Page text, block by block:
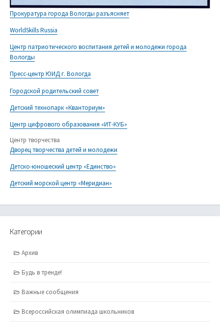
Прокуратура города Вологды разъясняет
WorldSkills Russia
Центр патриотического воспитания детей и молодежи города
Вологды
Пресс-центр ЮИД г. Вологда
Городской родительский совет
Детский технопарк «Кванториум»
Центр цифрового образования «ИТ-КУБ»
Центр творчества
Дворец творчества детей и молодежи
Детско-юношеский центр «Единство»
Детский морской центр «Меридиан»
Категории
Архив
Будь в тренде!
Важные сообщения
Всероссийская олимпиада школьников